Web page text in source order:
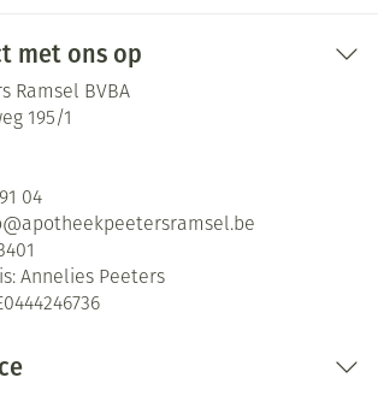
met ons op
Ramsel BVBA
195/1
04
apotheekpeetersramsel.be
Annelies Peeters